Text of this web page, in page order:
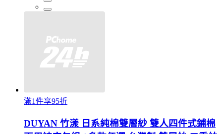
滿1件享95折
DUYAN 竹漾 日系純棉雙層紗 雙人四件式鋪棉